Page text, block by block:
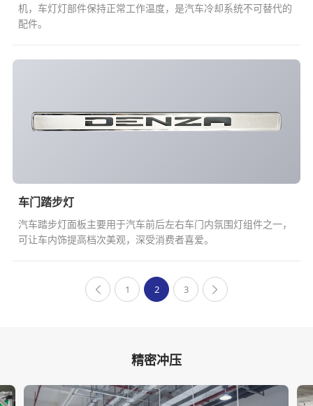
机，车灯灯部件保持正常工作温度，是汽车冷却系统不可替代的
配件。
车门踏步灯
汽车踏步灯面板主要用于汽车前后左右车门内氛围灯组件之一，
可让车内饰提高档次美观，深受消费者喜爱。
1 2 3
精密冲压